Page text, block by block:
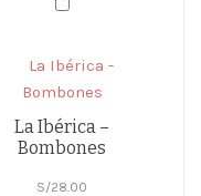
La Ibérica –
Bombones
S/28.00